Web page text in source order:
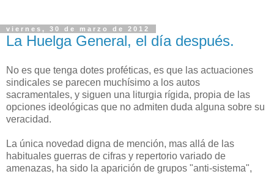
viernes, 30 de marzo de 2012
La Huelga General, el día después.
No es que tenga dotes proféticas, es que las actuaciones
sindicales se parecen muchísimo a los autos
sacramentales, y siguen una liturgia rígida, propia de las
opciones ideológicas que no admiten duda alguna sobre su
veracidad.
La única novedad digna de mención, mas allá de las
habituales guerras de cifras y repertorio variado de
amenazas, ha sido la aparición de grupos "anti-sistema",